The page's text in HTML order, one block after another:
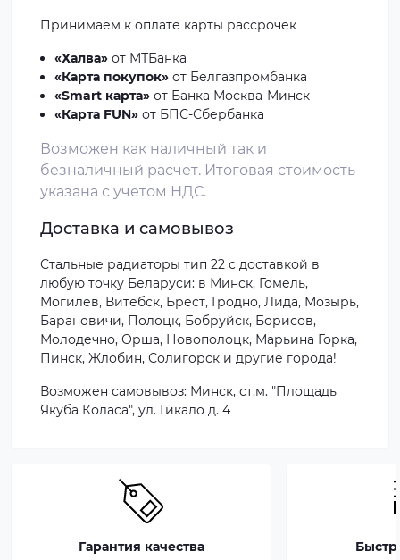
Принимаем к оплате карты рассрочек
«Халва» от МТБанка
«Карта покупок» от Белгазпромбанка
«Smart карта» от Банка Москва-Минск
«Карта FUN» от БПС-Сбербанка
Возможен как наличный так и
безналичный расчет. Итоговая стоимость
указана с учетом НДС.
Доставка и самовывоз
Стальные радиаторы тип 22 с доставкой в
любую точку Беларуси: в Минск, Гомель,
Могилев, Витебск, Брест, Гродно, Лида, Мозырь,
Барановичи, Полоцк, Бобруйск, Борисов,
Молодечно, Орша, Новополоцк, Марьина Горка,
Пинск, Жлобин, Солигорск и другие города!
Возможен самовывоз: Минск, ст.м. "Площадь
Якуба Коласа", ул. Гикало д. 4
Гарантия качества